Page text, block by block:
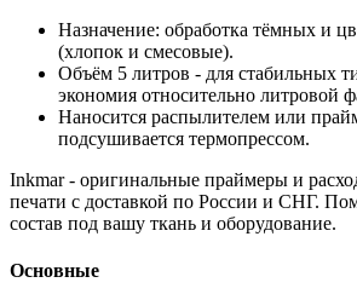
Назначение: обработка тёмных и
(хлопок и смесовые).
Объём 5 литров - для стабильных
экономия относительно литровой
Наносится распылителем или
подсушивается термопрессом.
Inkmar - оригинальные праймеры и
печати с доставкой по России и СНГ.
состав под вашу ткань и оборудование.
Основные